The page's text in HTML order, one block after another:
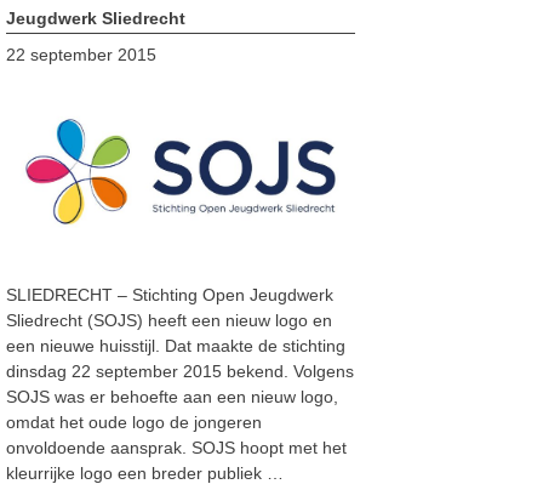
Jeugdwerk Sliedrecht
22 september 2015
SLIEDRECHT – Stichting Open Jeugdwerk
Sliedrecht (SOJS) heeft een nieuw logo en
een nieuwe huisstijl. Dat maakte de stichting
dinsdag 22 september 2015 bekend. Volgens
SOJS was er behoefte aan een nieuw logo,
omdat het oude logo de jongeren
onvoldoende aansprak. SOJS hoopt met het
kleurrijke logo een breder publiek …